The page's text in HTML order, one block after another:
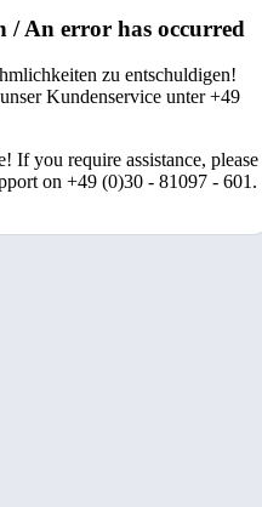
/ An error has occurred
zu entschuldigen!
Kundenservice unter +49
If you require assistance, please
on +49 (0)30 - 81097 - 601.